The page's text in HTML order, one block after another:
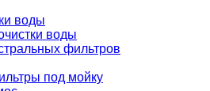
воды
воды
фильтров
под мойку